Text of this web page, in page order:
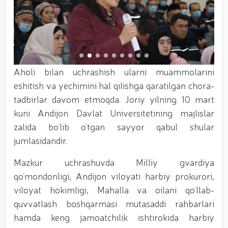
xizmat itlari ko‘rgazmasi tashkil etildi. // “Dog
biatloni” bellashuvining 6-respublika idoralararo
musobaqasi g'oliblari aniqlandi. // O‘zbekistonning
harbiy salohiyatini mustahkamlash: islohotlar va
ustuvor vazifalar.// Milliy gvardiya qo‘mondoni
Jamoat xavfsizligi universiteti bitiruvchi kursantlari
bilan uchrashdi.// 9-may — Xotira va qadrlash kuni
munosabati bilan Milliy gvardiya qoʻmondonligi
tomonidan poytaxtimizda istiqomat qiluvchi Ikkinchi
jahon urushi qatnashchilari va faxriylari holidan xabar
olindi. // “Uyg‘oq xotira” nomli teatrlashtirilgan
musiqiy konsert dasturi namoyish qilindi.// “Uch
avlod uchrashuvi” hamda “Bizning qahramonlar”
kitobining taqdimotiga bag‘ishlangan tadbir tashkil
etildi.// “Men G‘olib Run” yugurish musobaqasida
gvardiyachilar faxrli o'rinlarni egallashdi.//
Hamkorlikdagi profilaktik tadbirlar davom
ettirilmoqda. Xavfsiz muhitni ta’minlashga
qaratilgan chora-tadbirlar Milliy gvardiya
qo‘mondoni general-polkovnik B. Tashmatov
rahbarligida Yunusobod tumanida amalga oshirildi //
Buyuk davlat arbobi Sohibqiron Amir Temur
Aholi bilan uchrashish ularni muammolarini
eshitish va yechimini hal qilishga qaratilgan chora-
tadbirlar davom etmoqda. Joriy yilning 10 mart
kuni Andijon Davlat Universitetining majlislar
zalida bo‘lib o‘tgan sayyor qabul shular
jumlasidandir.
Mazkur uchrashuvda Milliy gvardiya
qo‘mondonligi, Andijon viloyati harbiy prokurori,
viloyat hokimligi, Mahalla va oilani qo‘llab-
quvvatlash boshqarmasi mutasaddi rahbarlari
hamda keng jamoatchilik ishtirokida harbiy